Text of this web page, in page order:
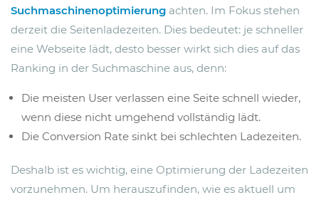
Suchmaschinenoptimierung achten. Im Fokus stehen
derzeit die Seitenladezeiten. Dies bedeutet: je schneller
eine Webseite lädt, desto besser wirkt sich dies auf das
Ranking in der Suchmaschine aus, denn:
Die meisten User verlassen eine Seite schnell wieder,
wenn diese nicht umgehend vollständig lädt.
Die Conversion Rate sinkt bei schlechten Ladezeiten.
Deshalb ist es wichtig, eine Optimierung der Ladezeiten
vorzunehmen. Um herauszufinden, wie es aktuell um